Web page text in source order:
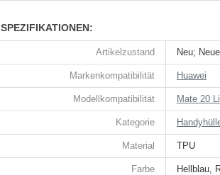
SPEZIFIKATIONEN:
Artikelzustand Neu;
Markenkompatibilität Huawei
Modellkompatibilität Mate 20
Kategorie
Material TPU
Farbe Hellblau,